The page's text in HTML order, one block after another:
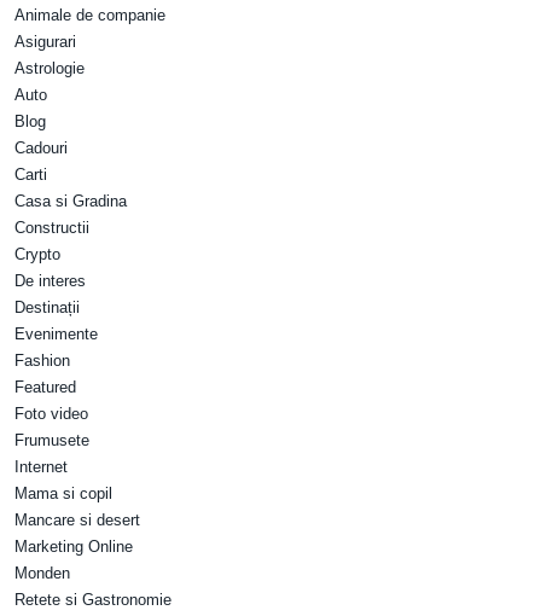
Animale de companie
Asigurari
Astrologie
Auto
Blog
Cadouri
Carti
Casa si Gradina
Constructii
Crypto
De interes
Destinații
Evenimente
Fashion
Featured
Foto video
Frumusete
Internet
Mama si copil
Mancare si desert
Marketing Online
Monden
Retete si Gastronomie